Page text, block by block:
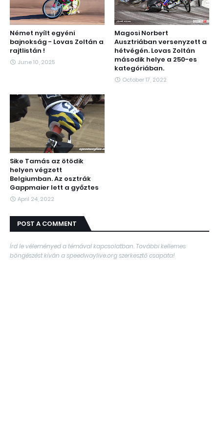
Német nyílt egyéni
bajnokság - Lovas Zoltán a
rajtlistán !
June 10, 2025
Magosi Norbert
Ausztriában versenyzett a
hétvégén. Lovas Zoltán
második helye a 250-es
kategóriában.
October 17, 2022
Sike Tamás az ötödik
helyen végzett
Belgiumban. Az osztrák
Gappmaier lett a győztes
April 24, 2022
POST A COMMENT
Írd le véleményed a témával kapcsolatban. További kellemes
böngészést kíván a speedwaylive.org szerkesztő csapata!